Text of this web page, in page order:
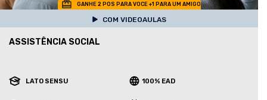
GANHE 2 POS PARA VOCE +1 PARA UM AMIGO
COM VIDEOAULAS
ASSISTÊNCIA SOCIAL
LATO SENSU 100% EAD